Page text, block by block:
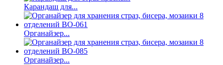
Карандаш для...
Органайзер...
Органайзер...